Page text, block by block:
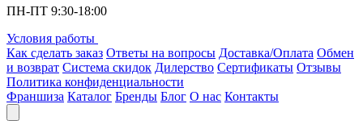
ПН-ПТ 9:30-18:00
Условия работы
Как сделать заказ Ответы на вопросы Доставка/Оплата Обмен
и возврат Система скидок Дилерство Сертификаты Отзывы
Политика конфиденциальности
Франшиза Каталог Бренды Блог О нас Контакты